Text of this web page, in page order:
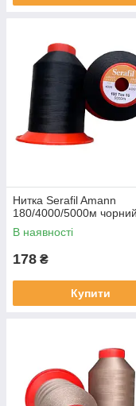
Ниткa Serafil Amann
180/4000/5000м чорний
В наявності
178 ₴
Купити